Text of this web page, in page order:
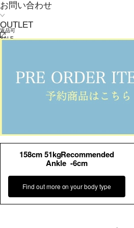
お問い合わせ
OUTLET
返品可
SALE
ライトタッサーワンピース
46,200 32,340 (税込)
30% OFF
お気に入りアイテム登録数：14
158cm 51kgRecommended
Ankle -6cm
Find out more on your body type